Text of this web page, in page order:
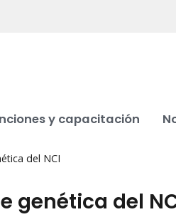
y capacitación
del NCI
genética del